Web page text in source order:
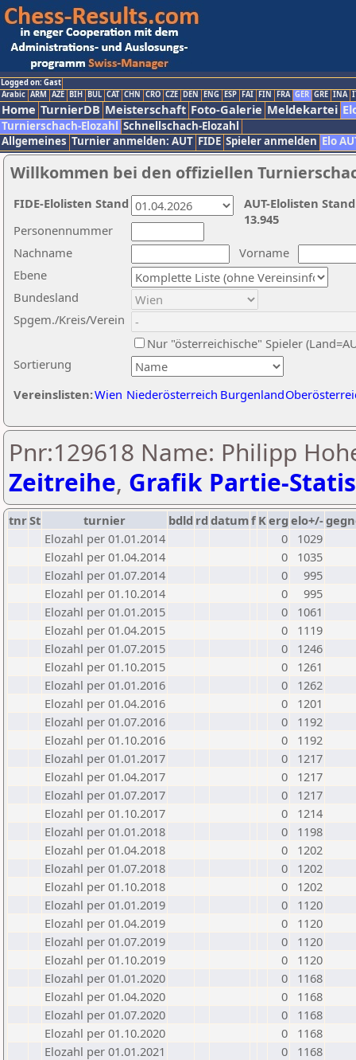
Logged on: Gast
Arabic ARM AZE BIH BUL CAT CHN CRO CZE DEN ENG ESP FAI FIN FRA GER GRE INA
Home TurnierDB Meisterschaft Foto-Galerie Meldekartei
Turnierschach-Elozahl Schnellschach-Elozahl
Allgemeines Turnier anmelden: AUT FIDE Spieler anmelden Elo
Willkommen bei den offiziellen
Nachname
Vorname
Ebene
Sortierung
Personennummer
Bundesland
Spgem./Kreis/Verein
Nur "österreichische" Spieler
Vereinslisten:Wien Niederösterreich Burgenland
AUT-Elolisten
13.945
FIDE-Elolisten Stand
Pnr:129618 Name: Philipp
Zeitreihe, Grafik Partie-
tnrSt turnier bdld rd datumf Kerg elo+/-
Elozahl per 01.01.2014
0
1029
Elozahl per 01.04.2014
0
1035
Elozahl per 01.07.2014
0
995
Elozahl per 01.10.2014
0
995
Elozahl per 01.01.2015
0
1061
Elozahl per 01.04.2015
0
1119
Elozahl per 01.07.2015
0
1246
Elozahl per 01.10.2015
0
1261
Elozahl per 01.01.2016
0
1262
Elozahl per 01.04.2016
0
1201
Elozahl per 01.07.2016
0
1192
Elozahl per 01.10.2016
0
1192
Elozahl per 01.01.2017
0
1217
Elozahl per 01.04.2017
0
1217
Elozahl per 01.07.2017
0
1217
Elozahl per 01.10.2017
0
1214
Elozahl per 01.01.2018
0
1198
Elozahl per 01.04.2018
0
1202
Elozahl per 01.07.2018
0
1202
Elozahl per 01.10.2018
0
1202
Elozahl per 01.01.2019
0
1120
Elozahl per 01.04.2019
0
1120
Elozahl per 01.07.2019
0
1120
Elozahl per 01.10.2019
0
1120
Elozahl per 01.01.2020
0
1168
Elozahl per 01.04.2020
0
1168
Elozahl per 01.07.2020
0
1168
Elozahl per 01.10.2020
0
1168
Elozahl per 01.01.2021
0
1168